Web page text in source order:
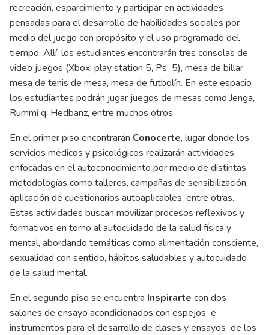
recreación, esparcimiento y participar en actividades
pensadas para el desarrollo de habilidades sociales por
medio del juego con propósito y el uso programado del
tiempo. Allí, los estudiantes encontrarán tres consolas de
video juegos (Xbox, play station 5, Ps 5), mesa de billar,
mesa de tenis de mesa, mesa de futbolín. En este espacio
los estudiantes podrán jugar juegos de mesas como Jenga,
Rummi q, Hedbanz, entre muchos otros.
En el primer piso encontrarán Conocerte, lugar donde los
servicios médicos y psicológicos realizarán actividades
enfocadas en el autoconocimiento por medio de distintas
metodologías como talleres, campañas de sensibilización,
aplicación de cuestionarios autoaplicables, entre otras.
Estas actividades buscan movilizar procesos reflexivos y
formativos en torno al autocuidado de la salud física y
mental, abordando temáticas como alimentación consciente,
sexualidad con sentido, hábitos saludables y autocuidado
de la salud mental.
En el segundo piso se encuentra Inspirarte con dos
salones de ensayo acondicionados con espejos e
instrumentos para el desarrollo de clases y ensayos de los